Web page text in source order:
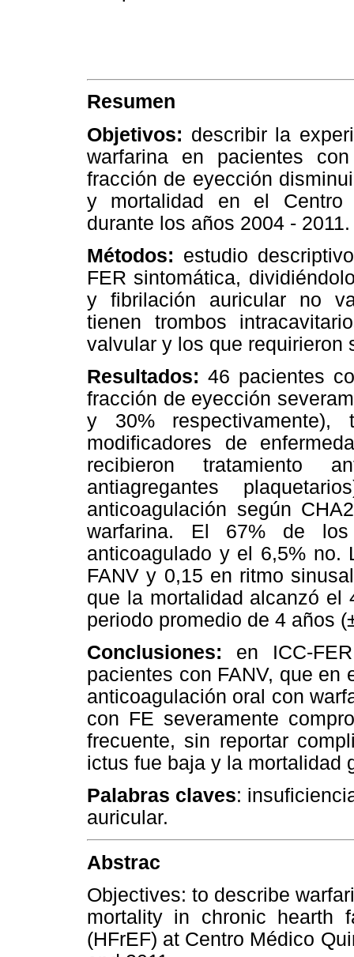
Resumen
Objetivos: describir la
warfarina en pacientes
fracción de eyección
y mortalidad en el Centro
durante los años 2004 - 2011.
Métodos: estudio
FER sintomática,
y fibrilación auricular no
tienen trombos
valvular y los que requirieron
Resultados: 46 pacientes
fracción de eyección
y 30% respectivamente),
modificadores de
recibieron tratamiento
antiagregantes
anticoagulación según
warfarina. El 67% de
anticoagulado y el 6,5% no.
FANV y 0,15 en ritmo
que la mortalidad alcanzó el
periodo promedio de 4 años
Conclusiones: en ICC-
pacientes con FANV, que en
anticoagulación oral con
con FE severamente
frecuente, sin reportar
ictus fue baja y la mortalidad
Palabras claves:
auricular.
Abstrac
Objectives: to describe
mortality in chronic hearth
(HFrEF) at Centro Médico